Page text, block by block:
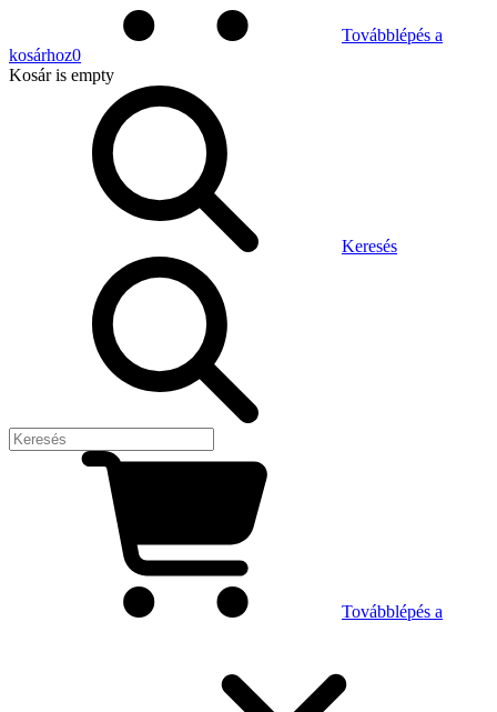
Továbblépés a
kosárhoz0
Kosáris empty
Keresés
Továbblépés a